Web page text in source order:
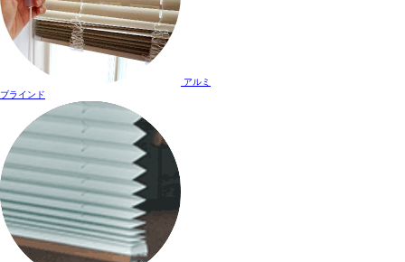
アルミ
ブラインド